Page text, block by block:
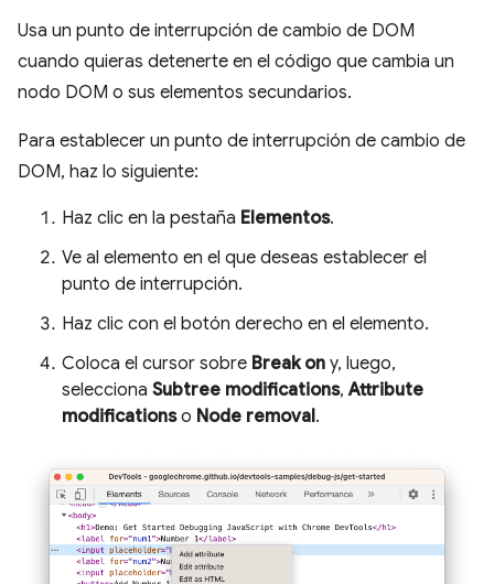
Usa un punto de interrupción de cambio de DOM
cuando quieras detenerte en el código que cambia un
nodo DOM o sus elementos secundarios.
Para establecer un punto de interrupción de cambio de
DOM, haz lo siguiente:
Haz clic en la pestaña Elementos.
Ve al elemento en el que deseas establecer el
punto de interrupción.
Haz clic con el botón derecho en el elemento.
Coloca el cursor sobre Break on y, luego,
selecciona Subtree modifications,Attribute
modificationso Node removal.